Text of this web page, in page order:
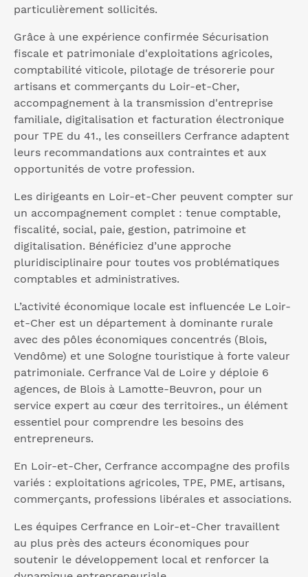
particulièrement sollicités.
Grâce à une expérience confirmée Sécurisation
fiscale et patrimoniale d'exploitations agricoles,
comptabilité viticole, pilotage de trésorerie pour
artisans et commerçants du Loir-et-Cher,
accompagnement à la transmission d'entreprise
familiale, digitalisation et facturation électronique
pour TPE du 41., les conseillers Cerfrance adaptent
leurs recommandations aux contraintes et aux
opportunités de votre profession.
Les dirigeants en Loir-et-Cher peuvent compter sur
un accompagnement complet : tenue comptable,
fiscalité, social, paie, gestion, patrimoine et
digitalisation. Bénéficiez d’une approche
pluridisciplinaire pour toutes vos problématiques
comptables et administratives.
L’activité économique locale est influencée Le Loir-
et-Cher est un département à dominante rurale
avec des pôles économiques concentrés (Blois,
Vendôme) et une Sologne touristique à forte valeur
patrimoniale. Cerfrance Val de Loire y déploie 6
agences, de Blois à Lamotte-Beuvron, pour un
service expert au cœur des territoires., un élément
essentiel pour comprendre les besoins des
entrepreneurs.
En Loir-et-Cher, Cerfrance accompagne des profils
variés : exploitations agricoles, TPE, PME, artisans,
commerçants, professions libérales et associations.
Les équipes Cerfrance en Loir-et-Cher travaillent
au plus près des acteurs économiques pour
soutenir le développement local et renforcer la